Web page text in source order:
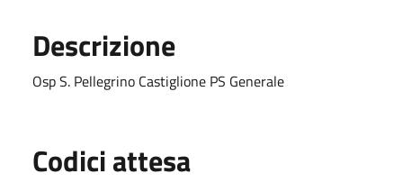
Descrizione
Osp S. Pellegrino Castiglione PS Generale
Codici attesa